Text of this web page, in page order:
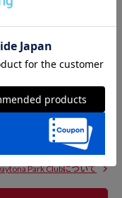
Park Clubについて